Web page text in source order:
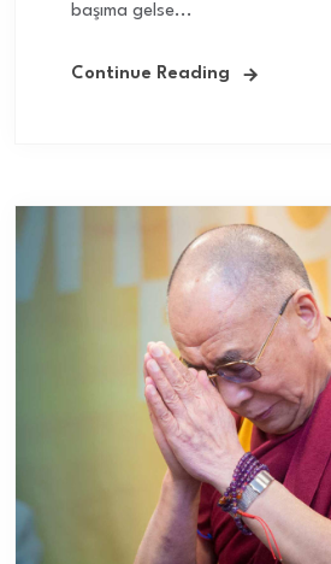
başıma gelse...
Continue Reading